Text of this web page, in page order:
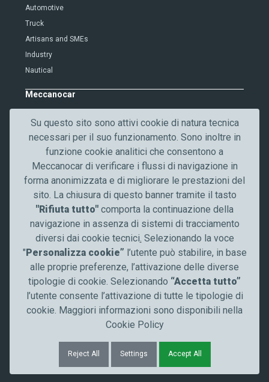
i
c
a
t
i
n
Automotive
Truck
Artisans and SMEs
Industry
Nautical
Meccanocar
Quality
Contacts
News
Communication
Follow us
Su questo sito sono attivi cookie di natura tecnica
necessari per il suo funzionamento. Sono inoltre in
funzione cookie analitici che consentono a
Meccanocar di verificare i flussi di navigazione in
forma anonimizzata e di migliorare le prestazioni del
sito. La chiusura di questo banner tramite il tasto
"Rifiuta tutto" comporta la continuazione della
navigazione in assenza di sistemi di tracciamento
diversi dai cookie tecnici. Selezionando la voce
"Personalizza cookie” l’utente può stabilire, in base
alle proprie preferenze, l’attivazione delle diverse
tipologie di cookie. Selezionando “Accetta tutto”
l’utente consente l’attivazione di tutte le tipologie di
cookie. Maggiori informazioni sono disponibili nella
Cookie Policy
Reject All Settings Accept All